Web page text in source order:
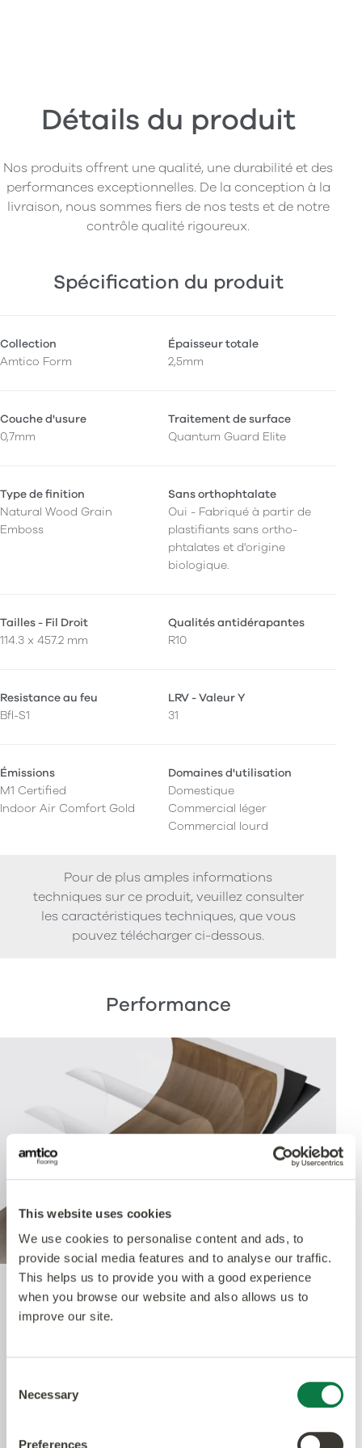
This website uses cookies
We use cookies to personalise content and ads, to
provide social media features and to analyse our traffic.
This helps us to provide you with a good experience
when you browse our website and also allows us to
improve our site.
Selection
Necessary
Preferences
Détails du produit
Nos produits offrent une qualité, une durabilité et des
performances exceptionnelles. De la conception à la
livraison, nous sommes fiers de nos tests et de notre
contrôle qualité rigoureux.
Spécification du produit
Collection
Amtico Form
Épaisseur totale
2,5mm
Couche d'usure
0,7mm
Traitement de surface
Quantum Guard Elite
Type de finition
Natural Wood Grain
Emboss
Sans orthophtalate
Oui - Fabriqué à partir de
plastifiants sans ortho-
phtalates et d'origine
biologique.
Tailles - Fil Droit
114.3 x 457.2 mm
Qualités antidérapantes
R10
Resistance au feu
Bfl-S1
LRV - Valeur Y
31
Émissions
M1 Certified
Indoor Air Comfort Gold
Domaines d'utilisation
Domestique
Commercial léger
Commercial lourd
Pour de plus amples informations
techniques sur ce produit, veuillez consulter
les caractéristiques techniques, que vous
pouvez télécharger ci-dessous.
Performance
Quantum Guard Elite
Un des bénéfices premiers de notre système à
d'uréthane Quantum Guard incorporant une